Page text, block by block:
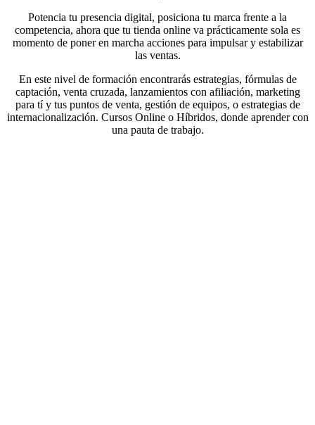
Potencia tu presencia digital, posiciona tu marca frente a la
competencia, ahora que tu tienda online va prácticamente sola es
momento de poner en marcha acciones para impulsar y estabilizar
las ventas.
En este nivel de formación encontrarás estrategias, fórmulas de
captación, venta cruzada, lanzamientos con afiliación, marketing
para tí y tus puntos de venta, gestión de equipos, o estrategias de
internacionalización. Cursos Online o Híbridos, donde aprender con
una pauta de trabajo.